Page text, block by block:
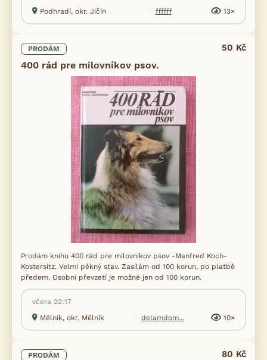
Podhradí, okr. Jičín
ffffff 13×
PRODÁM
400 rád pre milovníkov psov.
50 Kč
Prodám knihu 400 rád pre milovníkov psov -Manfred Koch-
Kostersitz. Velmi pěkný stav. Zasílám od 100 korun, po platbě
předem. Osobní převzetí je možné jen od 100 korun.
včera 22:17
Mělník, okr. Mělník
delamdom... 10×
PRODÁM 80 Kč